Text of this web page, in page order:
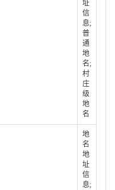
址
信
息;
普
通
地
名;
村
庄
级
地
名
地
名
地
址
信
息;